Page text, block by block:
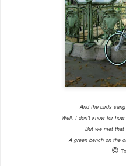
And the birds
Well, I don't know for
But we met that
A green bench on the
©